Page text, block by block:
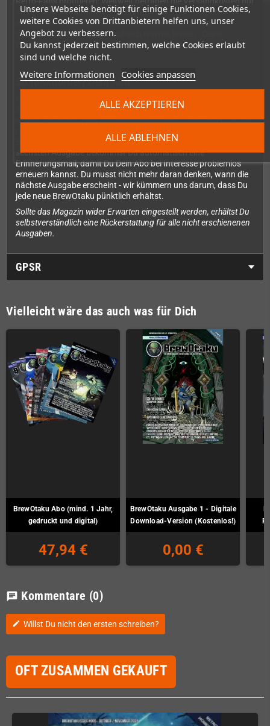
Unsere Webseite benötigt für einige Funktionen Cookies,
weitere Cookies von Drittanbietern helfen uns, unser
Angebot zu verbessern.
Du kannst jederzeit bestimmen, welche Cookies erlaubt
sind und welche nicht.
Weitere Informationen Cookies anpassen
ALLE ABLEHNEN
ALLE AKZEPTIEREN
2 EUR statt der üblichen 3,50 bis 4,50 EUR. Die Ausgaben
erscheinen in der Regel alle zwei Monate, können aber
gelegentlich etwas länger auf sich warten lassen - Deine
Bestellung gilt aber garantiert für alle sechs Ausgaben.
So funktioniert Dein Abo
Nach dem Kauf erhältst Du sofort die aktuellste Ausgabe
zugeschickt (bei Verlängerungen startet es mit der nächsten
neuen Ausgabe). Falls Du diese bereits besitzt und lieber mit der
nächsten Ausgabe beginnen möchtest, teile uns dies einfach im
Bestellvorgang unter "Nachricht an uns" mit. Nach Erhalt Deiner
sechsten Ausgabe bekommst Du automatisch eine
Erinnerungsmail, damit Du Dein Abo bei Interesse problemlos
erneuern kannst. Du musst nicht mehr daran denken, wann die
nächste Ausgabe erscheint - wir kümmern uns darum, dass Du
jede neue BrewOtaku pünktlich erhältst.
Sollte das Magazin wider Erwarten eingestellt werden, erhältst Du
selbstverständlich eine Rückerstattung für alle nicht erschienenen
Ausgaben.
GPSR
Vielleicht wäre das auch was für Dich
BrewOtaku Abo (mind. 1 Jahr,
gedruckt und digital)
47,94 €
BrewOtaku Ausgabe 1 - Digitale
Download-Version (Kostenlos!)
0,00 €
chat Kommentare (0)
edit Willst Du nicht den ersten schreiben?
OFT ZUSAMMEN GEKAUFT